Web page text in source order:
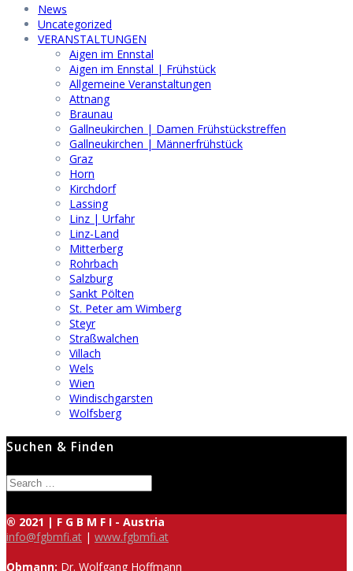
News
Uncategorized
VERANSTALTUNGEN
Aigen im Ennstal
Aigen im Ennstal | Frühstück
Allgemeine Veranstaltungen
Attnang
Braunau
Gallneukirchen | Damen Frühstückstreffen
Gallneukirchen | Männerfrühstück
Graz
Horn
Kirchdorf
Lassing
Linz | Urfahr
Linz-Land
Mitterberg
Rohrbach
Salzburg
Sankt Pölten
St. Peter am Wimberg
Steyr
Straßwalchen
Villach
Wels
Wien
Windischgarsten
Wolfsberg
Suchen & Finden
Search
for:
® 2021 | F G B M F I - Austria
info@fgbmfi.at | www.fgbmfi.at
Obmann: Dr. Wolfgang Hoffmann